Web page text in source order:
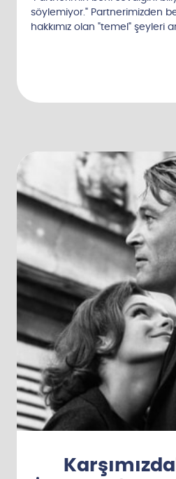
söylemiyor." Partnerimizden
hakkımız olan "temel" şeyleri